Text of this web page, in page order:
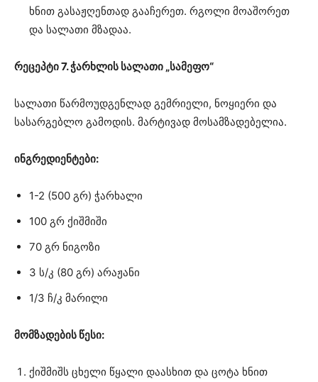
ხნით გასაჟღენთად გააჩერეთ. რგოლი მოაშორეთ
და სალათი მზადაა.
რეცეპტი 7. ჭარხლის სალათი „სამეფო“
სალათი წარმოუდგენლად გემრიელი, ნოყიერი და
სასარგებლო გამოდის. მარტივად მოსამზადებელია.
ინგრედიენტები:
1-2 (500 გრ) ჭარხალი
100 გრ ქიშმიში
70 გრ ნიგოზი
3 ს/კ (80 გრ) არაჟანი
1/3 ჩ/კ მარილი
მომზადების წესი:
ქიშმიშს ცხელი წყალი დაასხით და ცოტა ხნით